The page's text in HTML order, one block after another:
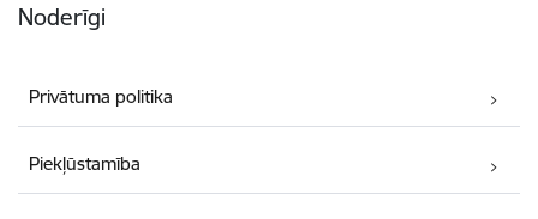
Noderīgi
Privātuma politika
Piekļūstamība